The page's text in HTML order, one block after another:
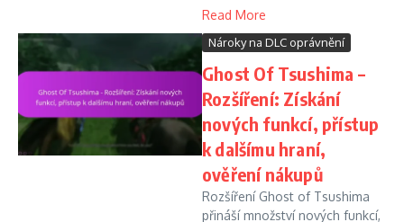
Read More
Nároky na DLC oprávnění
Ghost Of Tsushima –
Rozšíření: Získání
nových funkcí, přístup
k dalšímu hraní,
ověření nákupů
Rozšíření Ghost of Tsushima
přináší množství nových funkcí,